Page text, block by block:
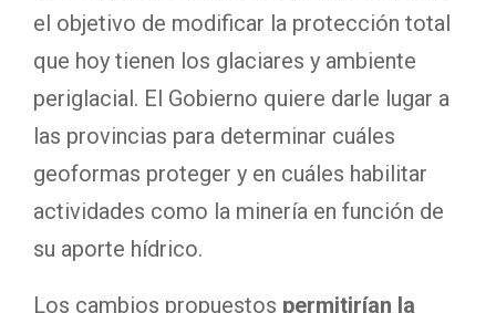
el objetivo de modificar la protección total
que hoy tienen los glaciares y ambiente
periglacial. El Gobierno quiere darle lugar a
las provincias para determinar cuáles
geoformas proteger y en cuáles habilitar
actividades como la minería en función de
su aporte hídrico.
Los cambios propuestos permitirían la